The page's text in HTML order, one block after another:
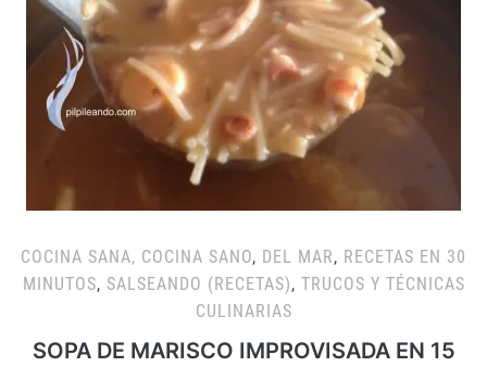
COCINA SANA, COCINA SANO, DEL MAR, RECETAS EN 30
MINUTOS, SALSEANDO (RECETAS), TRUCOS Y TÉCNICAS
CULINARIAS
SOPA DE MARISCO IMPROVISADA EN 15